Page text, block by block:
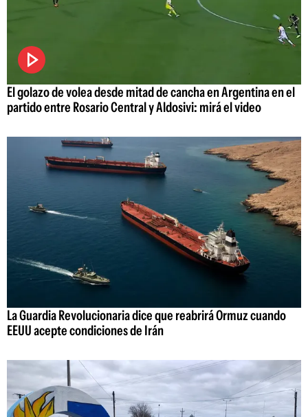
El golazo de volea desde mitad de cancha en Argentina en el
partido entre Rosario Central y Aldosivi: mirá el video
La Guardia Revolucionaria dice que reabrirá Ormuz cuando
EEUU acepte condiciones de Irán